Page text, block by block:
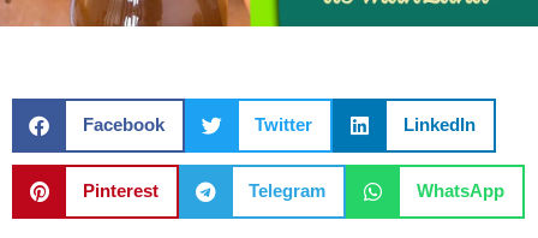
Facebook Twitter LinkedIn
Pinterest Telegram WhatsApp